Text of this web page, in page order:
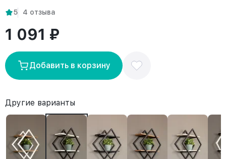
5 4 отзыва
1 091 ₽
Добавить в корзину
Другие варианты